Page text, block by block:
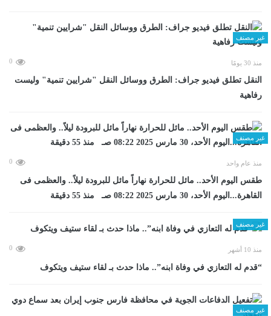
غير مصنف
منذ 30 يومًا 0
​النقل تطلق فيديو جراف: الطرق ووسائل النقل "شرايين تنمية" وليست
رفاهية
غير مصنف
منذ عام واحد 0
طقس اليوم الأحد.. مائل للحرارة نهاراً مائل للبرودة ليلاً.. والعظمى فى
القاهرة...اليوم الأحد، 30 مارس 2025 08:22 صـ منذ 55 دقيقة
غير مصنف
منذ 10 أشهر 0
“قدم له التعازي في وفاة ابنه”.. ماذا حدث بـ لقاء ستيف ويتكوف
غير مصنف